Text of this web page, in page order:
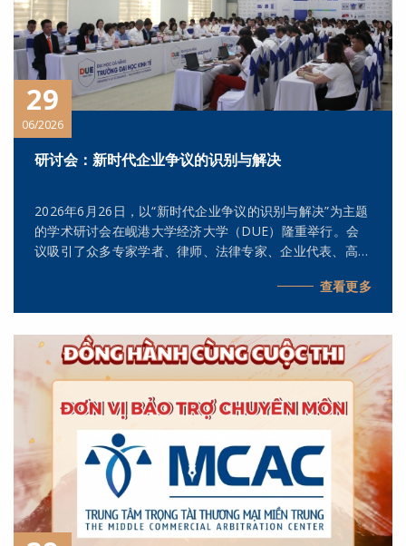
29
06/2026
研讨会：新时代企业争议的识别与解决
2026年6月26日，以“新时代企业争议的识别与解决”为主题
的学术研讨会在岘港大学经济大学（DUE）隆重举行。会
议吸引了众多专家学者、律师、法律专家、企业代表、高校
本次研讨会为与会者提供了深入了解法律实务问题、拓宽专
业视野以及与争议解决领域知名专家交流探讨的宝贵机会。
查看更多